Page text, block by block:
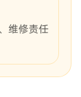
维修责任